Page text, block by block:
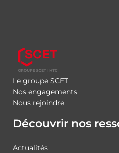
Le groupe SCET
Nos engagements
Nous rejoindre
Découvrir nos
Actualités